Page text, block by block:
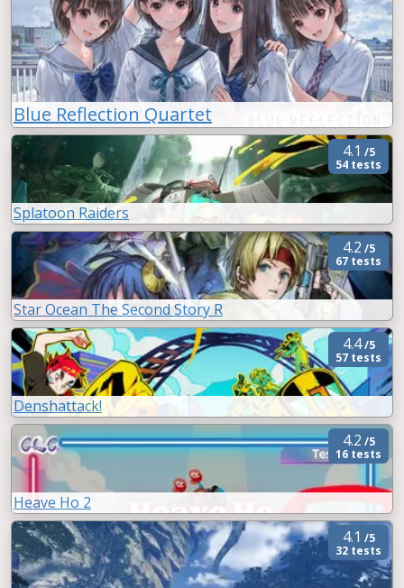
Blue Reflection Quartet
4.1 /5
54 tests
Splatoon Raiders
4.2 /5
67 tests
Star Ocean The Second Story R
4.4/5
57 tests
Denshattack!
4.2 /5
16 tests
Heave Ho 2
4.1 /5
32 tests